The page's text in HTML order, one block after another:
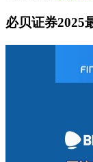
必贝证券2025